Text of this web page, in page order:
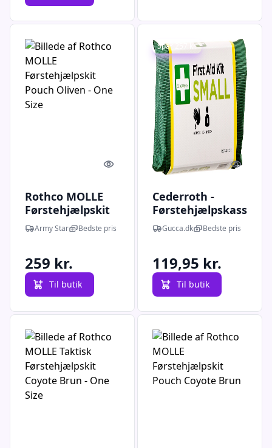
Quick look
Rothco MOLLE
Førstehjælpskit
Pouch Oliven -
One Size
Army Star Bedste pris
259 kr.
Til butik
Spar 257 kr.
Quick
Cederroth -
Førstehjælpskasse
- Lille
Gucca.dk Bedste pris
119,95 kr.
Til butik